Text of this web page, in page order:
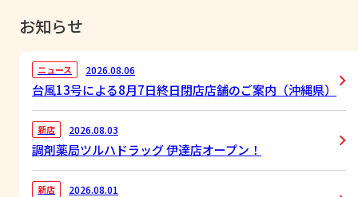
お知らせ
ニュース 2026.08.06
台風13号による8月7日終日閉店店舗のご案内（沖縄県）
新店 2026.08.03
調剤薬局ツルハドラッグ 伊達店オープン！
新店 2026.08.01